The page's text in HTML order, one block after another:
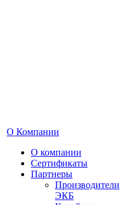
О Компании
О компании
Сертификаты
Партнеры
Производители
ЭКБ